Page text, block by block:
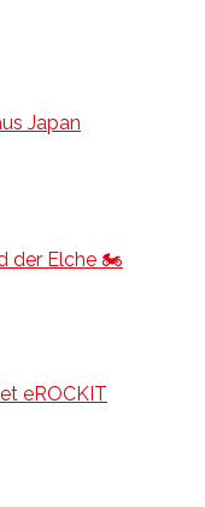
Japan
der Elche 🏍️
eROCKIT